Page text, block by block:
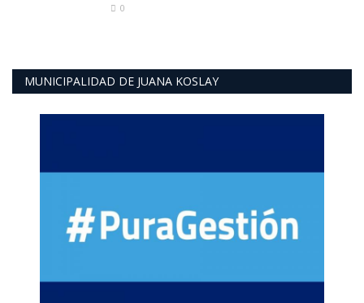
0
MUNICIPALIDAD DE JUANA KOSLAY